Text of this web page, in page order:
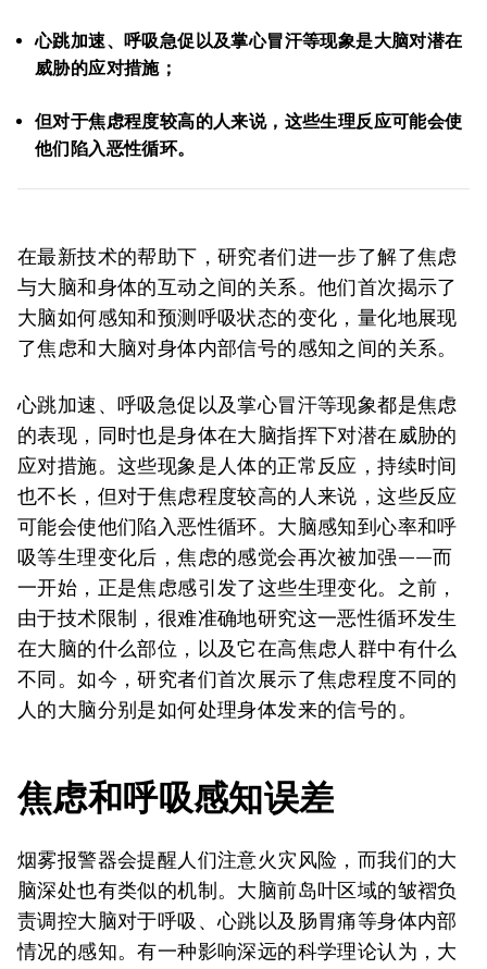
心跳加速、呼吸急促以及掌心冒汗等现象是大脑对潜在
威胁的应对措施；
但对于焦虑程度较高的人来说，这些生理反应可能会使
他们陷入恶性循环。
在最新技术的帮助下，研究者们进一步了解了焦虑
与大脑和身体的互动之间的关系。他们首次揭示了
大脑如何感知和预测呼吸状态的变化，量化地展现
了焦虑和大脑对身体内部信号的感知之间的关系。
心跳加速、呼吸急促以及掌心冒汗等现象都是焦虑
的表现，同时也是身体在大脑指挥下对潜在威胁的
应对措施。这些现象是人体的正常反应，持续时间
也不长，但对于焦虑程度较高的人来说，这些反应
可能会使他们陷入恶性循环。大脑感知到心率和呼
吸等生理变化后，焦虑的感觉会再次被加强——而
一开始，正是焦虑感引发了这些生理变化。之前，
由于技术限制，很难准确地研究这一恶性循环发生
在大脑的什么部位，以及它在高焦虑人群中有什么
不同。如今，研究者们首次展示了焦虑程度不同的
人的大脑分别是如何处理身体发来的信号的。
焦虑和呼吸感知误差
烟雾报警器会提醒人们注意火灾风险，而我们的大
脑深处也有类似的机制。大脑前岛叶区域的皱褶负
责调控大脑对于呼吸、心跳以及肠胃痛等身体内部
情况的感知。有一种影响深远的科学理论认为，大